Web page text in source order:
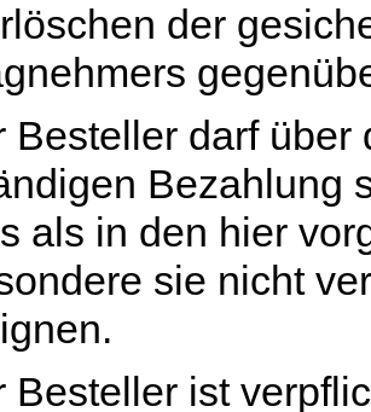
der
Besteller darf
Bezahlung
als in den hier
sie nicht
Besteller ist